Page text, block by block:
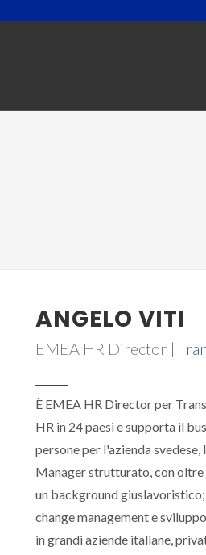
ANGELO VITI
EMEA HR Director |
È EMEA HR Director per
HR in 24 paesi e supporta il
persone per l'azienda
Manager strutturato, con oltre
un background
change management e
in grandi aziende italiane,